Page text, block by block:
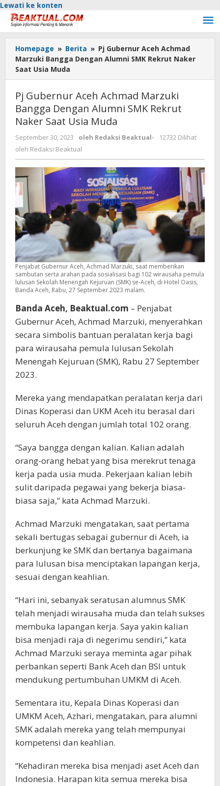
Lewati ke konten
Homepage » Berita » Pj Gubernur Aceh Achmad
Marzuki Bangga Dengan Alumni SMK Rekrut Naker
Saat Usia Muda
Pj Gubernur Aceh Achmad Marzuki
Bangga Dengan Alumni SMK Rekrut
Naker Saat Usia Muda
September 30, 2023 oleh Redaksi Beaktual-
12732 Dilihat
oleh Redaksi Beaktual
Penjabat Gubernur Aceh, Achmad Marzuki, saat memberikan
sambutan serta arahan pada sosialisasi bagi 102 wirausaha pemula
lulusan Sekolah Menengah Kejuruan (SMK) se-Aceh, di Hotel Oasis,
Banda Aceh, Rabu, 27 September 2023 malam.
Banda Aceh, Beaktual.com – Penjabat
Gubernur Aceh, Achmad Marzuki, menyerahkan
secara simbolis bantuan peralatan kerja bagi
para wirausaha pemula lulusan Sekolah
Menengah Kejuruan (SMK), Rabu 27 September
2023.
Mereka yang mendapatkan peralatan kerja dari
Dinas Koperasi dan UKM Aceh itu berasal dari
seluruh Aceh dengan jumlah total 102 orang.
“Saya bangga dengan kalian. Kalian adalah
orang-orang hebat yang bisa merekrut tenaga
kerja pada usia muda. Pekerjaan kalian lebih
sulit daripada pegawai yang bekerja biasa-
biasa saja,” kata Achmad Marzuki.
Achmad Marzuki mengatakan, saat pertama
sekali bertugas sebagai gubernur di Aceh, ia
berkunjung ke SMK dan bertanya bagaimana
para lulusan bisa menciptakan lapangan kerja,
sesuai dengan keahlian.
“Hari ini, sebanyak seratusan alumnus SMK
telah menjadi wirausaha muda dan telah sukses
membuka lapangan kerja. Saya yakin kalian
bisa menjadi raja di negerimu sendiri,” kata
Achmad Marzuki seraya meminta agar pihak
perbankan seperti Bank Aceh dan BSI untuk
mendukung pertumbuhan UMKM di Aceh.
Sementara itu, Kepala Dinas Koperasi dan
UMKM Aceh, Azhari, mengatakan, para alumni
SMK adalah mereka yang telah mempunyai
kompetensi dan keahlian.
“Kehadiran mereka bisa menjadi aset Aceh dan
Indonesia. Harapan kita semua mereka bisa